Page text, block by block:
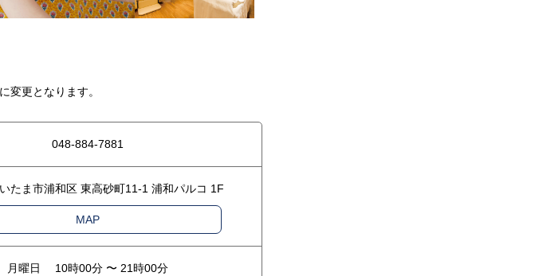
変更となります。
048-884-7881
たま市浦和区 東高砂町11-1 浦和パルコ 1F
MAP
月曜日 10時00分 〜 21時00分